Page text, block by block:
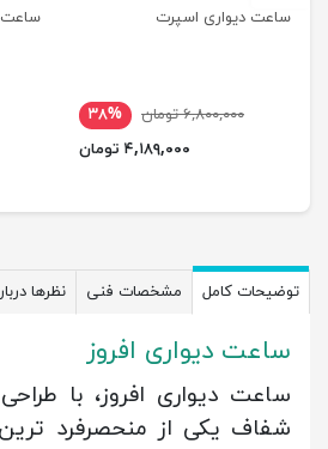
ساعت دیواری اسپرت
۶,۸۰۰,۰۰۰ تومان
۳۸%
۴,۱۸۹,۰۰۰ تومان
ساعت
توضیحات کامل مشخصات فنی نظرها
ساعت دیواری افروز
ساعت دیواری افروز، با
شفاف یکی از منحصرفرد